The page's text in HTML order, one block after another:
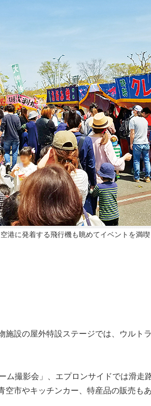
空港に発着する飛行機も眺めてイベントを満喫
設の屋外特設ステージでは、ウルト
撮影会」、エプロンサイドでは滑走
市やキッチンカー、特産品の販売もあ